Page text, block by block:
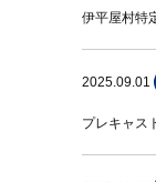
伊平屋村特
2025.09.01
プレキャ